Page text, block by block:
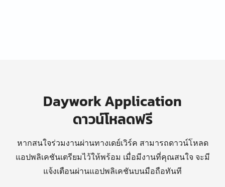
Daywork Application
ดาวน์โหลดฟรี
หากสนใจร่วมงานผ่านทางเดย์เวิร์ค สามารถดาวน์โหลด
แอปพลิเคชันเตรียมไว้ให้พร้อม เมื่อมีงานที่คุณสนใจ จะมี
แจ้งเตือนผ่านแอปพลิเคชันบนมือถือทันที